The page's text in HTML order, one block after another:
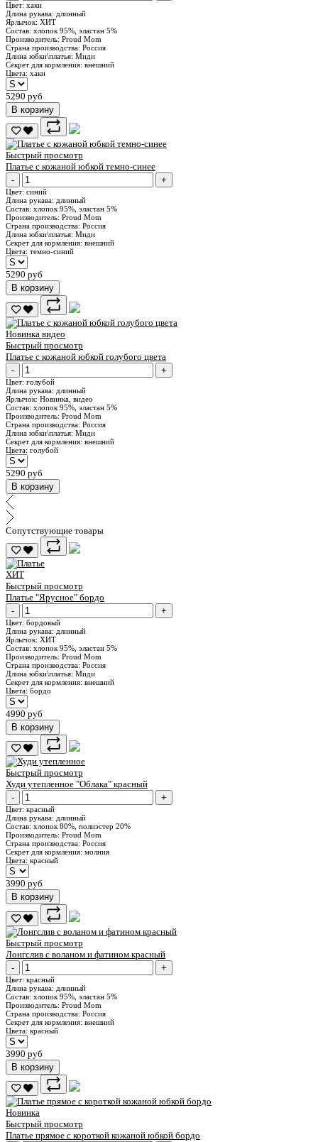
Цвет: хаки
Длина рукава: длинный
Ярлычок: ХИТ
Состав: хлопок 95%, эластан 5%
Производитель: Proud Mom
Страна производства: Россия
Длина юбки\платья: Миди
Секрет для кормления: внешний
Цвета: хаки
5290 руб
В корзину
Быстрый просмотр
Платье с кожаной юбкой темно-синее
-
+
Цвет: синий
Длина рукава: длинный
Состав: хлопок 95%, эластан 5%
Производитель: Proud Mom
Страна производства: Россия
Длина юбки\платья: Миди
Секрет для кормления: внешний
Цвета: темно-синий
5290 руб
В корзину
Новинка видео
Быстрый просмотр
Платье с кожаной юбкой голубого цвета
-
+
Цвет: голубой
Длина рукава: длинный
Ярлычок: Новинка, видео
Состав: хлопок 95%, эластан 5%
Производитель: Proud Mom
Страна производства: Россия
Длина юбки\платья: Миди
Секрет для кормления: внешний
Цвета: голубой
5290 руб
В корзину
Сопутствующие товары
ХИТ
Быстрый просмотр
Платье "Ярусное" бордо
-
+
Цвет: бордовый
Длина рукава: длинный
Ярлычок: ХИТ
Состав: хлопок 95%, эластан 5%
Производитель: Proud Mom
Страна производства: Россия
Длина юбки\платья: Миди
Секрет для кормления: внешний
Цвета: бордо
4990 руб
В корзину
Быстрый просмотр
Худи утепленное "Облака" красный
-
+
Цвет: красный
Длина рукава: длинный
Состав: хлопок 80%, полиэстер 20%
Производитель: Proud Mom
Страна производства: Россия
Секрет для кормления: молния
Цвета: красный
3990 руб
В корзину
Быстрый просмотр
Лонгслив с воланом и фатином красный
-
+
Цвет: красный
Длина рукава: длинный
Состав: хлопок 95%, эластан 5%
Производитель: Proud Mom
Страна производства: Россия
Секрет для кормления: внешний
Цвета: красный
3990 руб
В корзину
Новинка
Быстрый просмотр
Платье прямое с короткой кожаной юбкой бордо